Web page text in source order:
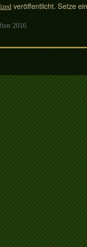
veröffentlicht. Setze
2016